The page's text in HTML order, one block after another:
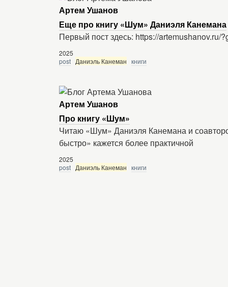
Артем Ушанов
Еще про книгу «Шум» Даниэля Канемана
Первый пост здесь: https://artemushanov.ru/
2025
post Даниэль Канеман книги
Артем Ушанов
Про книгу «Шум»
Читаю «Шум» Даниэля Канемана и
быстро» кажется более практичной
2025
post Даниэль Канеман книги